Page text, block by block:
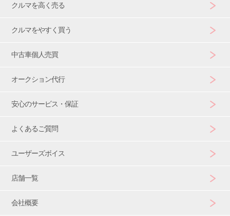
クルマを高く売る
クルマをやすく買う
中古車個人売買
オークション代行
安心のサービス・保証
よくあるご質問
ユーザーズボイス
店舗一覧
会社概要